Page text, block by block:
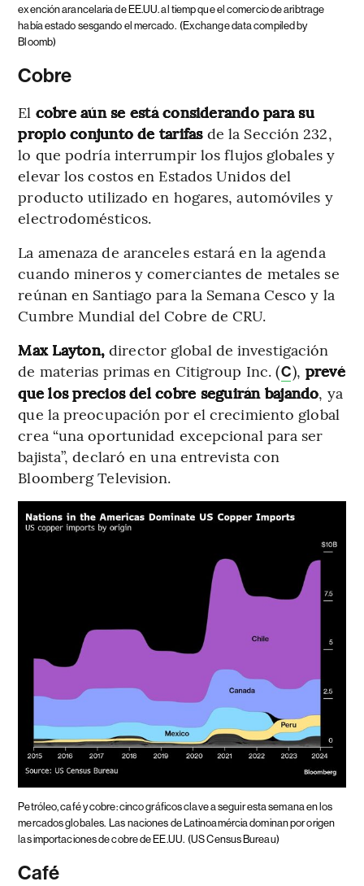
exención arancelaria de EE.UU. al tiemp que el comercio de aribtrage
había estado sesgando el mercado. (Exchange data compiled by
Bloomb)
Cobre
El cobre aún se está considerando para su
propio conjunto de tarifas de la Sección 232,
lo que podría interrumpir los flujos globales y
elevar los costos en Estados Unidos del
producto utilizado en hogares, automóviles y
electrodomésticos.
La amenaza de aranceles estará en la agenda
cuando mineros y comerciantes de metales se
reúnan en Santiago para la Semana Cesco y la
Cumbre Mundial del Cobre de CRU.
Max Layton, director global de investigación
de materias primas en Citigroup Inc. (C), prevé
que los precios del cobre seguirán bajando, ya
que la preocupación por el crecimiento global
crea “una oportunidad excepcional para ser
bajista”, declaró en una entrevista con
Bloomberg Television.
Petróleo, café y cobre: cinco gráficos clave a seguir esta semana en los
mercados globales. Las naciones de Latinoamércia dominan por origen
las importaciones de cobre de EE.UU. (US Census Bureau)
Café